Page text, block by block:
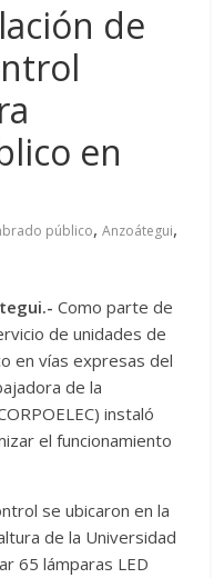
de
en
público,Anzoátegui,
Como parte de
de unidades de
en vías expresas del
de la
instaló
el funcionamiento
se ubicaron en la
de la Universidad
65 lámparas LED